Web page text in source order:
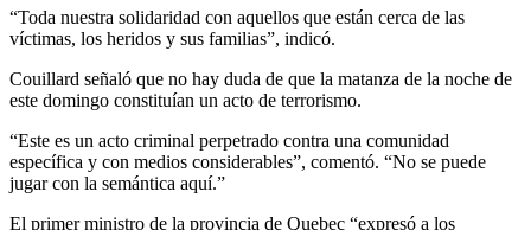
“Toda nuestra solidaridad con aquellos que están cerca de las
víctimas, los heridos y sus familias”, indicó.
Couillard señaló que no hay duda de que la matanza de la noche de
este domingo constituían un acto de terrorismo.
“Este es un acto criminal perpetrado contra una comunidad
específica y con medios considerables”, comentó. “No se puede
jugar con la semántica aquí.”
El primer ministro de la provincia de Quebec “expresó a los